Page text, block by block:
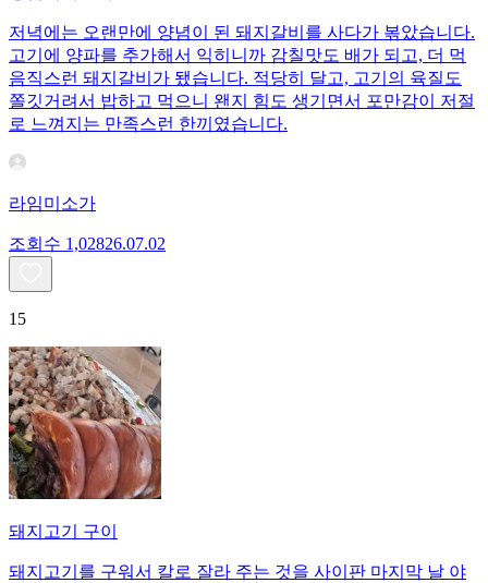
저녁에는 오랜만에 양념이 된 돼지갈비를 사다가 볶았습니다.
고기에 양파를 추가해서 익히니까 감칠맛도 배가 되고, 더 먹
음직스런 돼지갈비가 됐습니다. 적당히 달고, 고기의 육질도
쫄깃거려서 밥하고 먹으니 왠지 힘도 생기면서 포만감이 저절
로 느껴지는 만족스런 한끼였습니다.
라임미소가
조회수 1,02826.07.02
15
돼지고기 구이
돼지고기를 구워서 칼로 잘라 주는 것을 사이판 마지막 날 야